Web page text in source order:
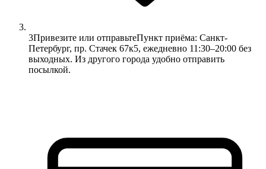
3Привезите или отправьтеПункт приёма: Санкт-
Петербург, пр. Стачек 67к5, ежедневно 11:30–20:00 без
выходных. Из другого города удобно отправить
посылкой.